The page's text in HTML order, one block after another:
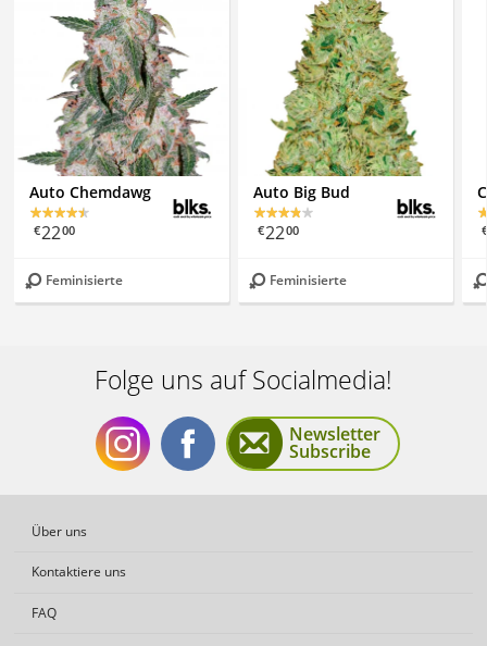
Auto Chemdawg
€2200
Feminisierte
Auto Big Bud
€2200
Feminisierte
Folge uns auf Socialmedia!
FolgeFolge
Newsletter
Subscribe
Über uns
Kontaktiere uns
FAQ